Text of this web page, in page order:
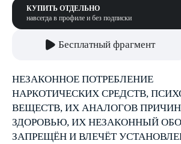
КУПИТЬ ОТДЕЛЬНО
навсегда в профиле и без подписки
Бесплатный фрагмент
НЕЗАКОННОЕ ПОТРЕБЛЕНИЕ
НАРКОТИЧЕСКИХ СРЕДСТВ,
ВЕЩЕСТВ, ИХ АНАЛОГОВ
ЗДОРОВЬЮ, ИХ НЕЗАКОННЫЙ
ЗАПРЕЩЁН И ВЛЕЧЁТ